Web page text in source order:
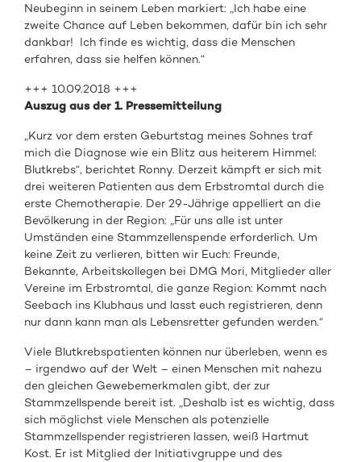
Neubeginn in seinem Leben markiert: „Ich habe eine
zweite Chance auf Leben bekommen, dafür bin ich sehr
dankbar! Ich finde es wichtig, dass die Menschen
erfahren, dass sie helfen können.“
+++ 10.09.2018 +++
Auszug aus der 1. Pressemitteilung
„Kurz vor dem ersten Geburtstag meines Sohnes traf
mich die Diagnose wie ein Blitz aus heiterem Himmel:
Blutkrebs“, berichtet Ronny. Derzeit kämpft er sich mit
drei weiteren Patienten aus dem Erbstromtal durch die
erste Chemotherapie. Der 29-Jährige appelliert an die
Bevölkerung in der Region: „Für uns alle ist unter
Umständen eine Stammzellenspende erforderlich. Um
keine Zeit zu verlieren, bitten wir Euch: Freunde,
Bekannte, Arbeitskollegen bei DMG Mori, Mitglieder aller
Vereine im Erbstromtal, die ganze Region: Kommt nach
Seebach ins Klubhaus und lasst euch registrieren, denn
nur dann kann man als Lebensretter gefunden werden.“
Viele Blutkrebspatienten können nur überleben, wenn es
– irgendwo auf der Welt – einen Menschen mit nahezu
den gleichen Gewebemerkmalen gibt, der zur
Stammzellspende bereit ist. „Deshalb ist es wichtig, dass
sich möglichst viele Menschen als potenzielle
Stammzellspender registrieren lassen, weiß Hartmut
Kost. Er ist Mitglied der Initiativgruppe und des